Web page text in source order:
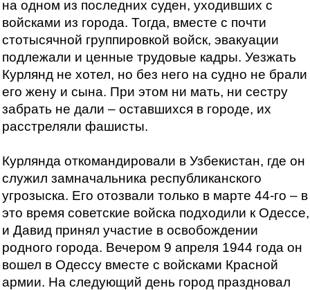
на одном из последних суден, уходивших с
войсками из города. Тогда, вместе с почти
стотысячной группировкой войск, эвакуации
подлежали и ценные трудовые кадры. Уезжать
Курлянд не хотел, но без него на судно не брали
его жену и сына. При этом ни мать, ни сестру
забрать не дали – оставшихся в городе, их
расстреляли фашисты.
Курлянда откомандировали в Узбекистан, где он
служил замначальника республиканского
угрозыска. Его отозвали только в марте 44-го – в
это время советские войска подходили к Одессе,
и Давид принял участие в освобождении
родного города. Вечером 9 апреля 1944 года он
вошел в Одессу вместе с войсками Красной
армии. На следующий день город праздновал